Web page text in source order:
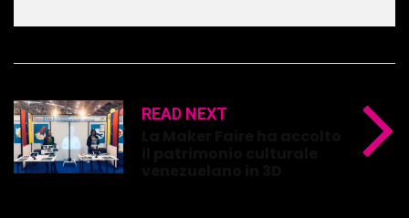
READ NEXT